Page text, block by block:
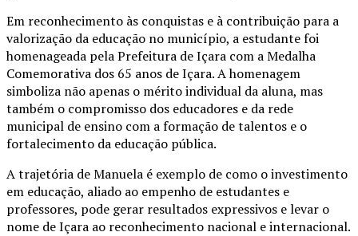
Em reconhecimento às conquistas e à contribuição para a
valorização da educação no município, a estudante foi
homenageada pela Prefeitura de Içara com a Medalha
Comemorativa dos 65 anos de Içara. A homenagem
simboliza não apenas o mérito individual da aluna, mas
também o compromisso dos educadores e da rede
municipal de ensino com a formação de talentos e o
fortalecimento da educação pública.
A trajetória de Manuela é exemplo de como o investimento
em educação, aliado ao empenho de estudantes e
professores, pode gerar resultados expressivos e levar o
nome de Içara ao reconhecimento nacional e internacional.